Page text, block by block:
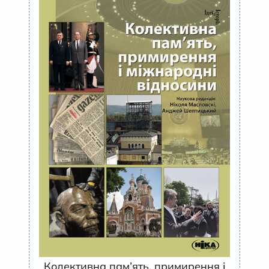
Колективна пам’ять, примирення і